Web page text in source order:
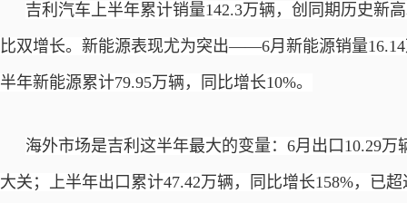
吉利汽车上半年累计销量142.3万辆，创同期历史新
比双增长。新能源表现尤为突出——6月新能源销量
半年新能源累计79.95万辆，同比增长10%。
海外市场是吉利这半年最大的变量： 6月出口10.29万
大关；上半年出口累计47.42万辆，同比增长158%，已